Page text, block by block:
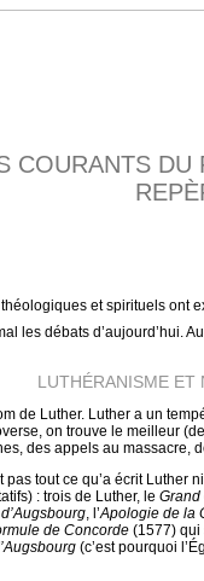
COURANTS DU
et spirituels ont
les débats d’aujourd’hui.
LUTHÉRANISME ET
de Luther. Luther a un
on trouve le meilleur
des appels au massacre,
pas tout ce qu’a écrit
: trois de Luther, le Grand
, l’Apologie de la
de Concorde (1577) qui
(c’est pourquoi